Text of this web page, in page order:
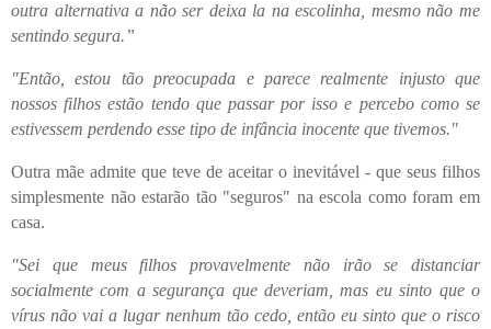
outra alternativa a não ser deixa la na escolinha, mesmo não me
sentindo segura.”
"Então, estou tão preocupada e parece realmente injusto que
nossos filhos estão tendo que passar por isso e percebo como se
estivessem perdendo esse tipo de infância inocente que tivemos."
Outra mãe admite que teve de aceitar o inevitável - que seus filhos
simplesmente não estarão tão "seguros" na escola como foram em
casa.
"Sei que meus filhos provavelmente não irão se distanciar
socialmente com a segurança que deveriam, mas eu sinto que o
vírus não vai a lugar nenhum tão cedo, então eu sinto que o risco